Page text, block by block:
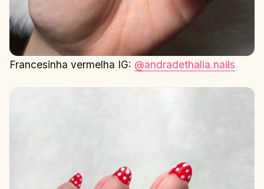
Francesinha vermelha IG: @andradethalia.nails